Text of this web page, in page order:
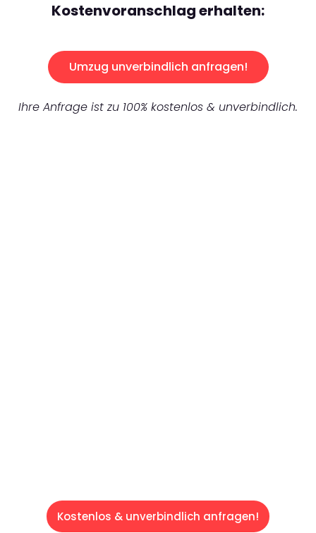
Kostenvoranschlag erhalten:
Umzug unverbindlich anfragen!
Ihre Anfrage ist zu 100% kostenlos & unverbindlich.
Kostenlos & unverbindlich anfragen!